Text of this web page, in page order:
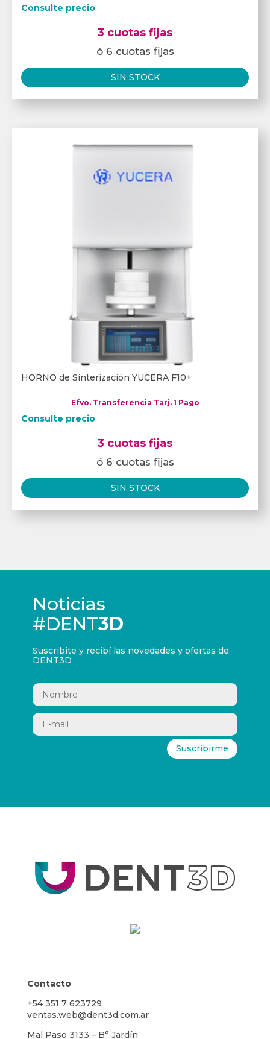
Consulte precio
3 cuotas fijas
ó 6 cuotas fijas
SIN STOCK
HORNO de Sinterización YUCERA F10+
Efvo. Transferencia Tarj. 1 Pago
Consulte precio
3 cuotas fijas
ó 6 cuotas fijas
SIN STOCK
Noticias
#DENT3D
Suscribite y recibí las novedades y ofertas de
DENT3D
Suscribirme
Contacto
+54 351 7 623729
ventas.web@dent3d.com.ar
Mal Paso 3133 – B° Jardín